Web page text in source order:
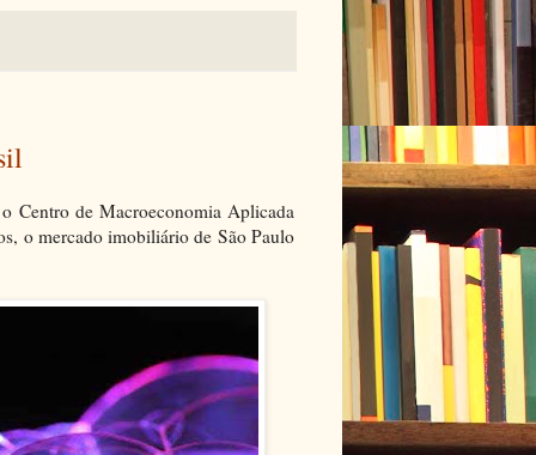
Centro de Macroeconomia Aplicada
o mercado imobiliário de São Paulo